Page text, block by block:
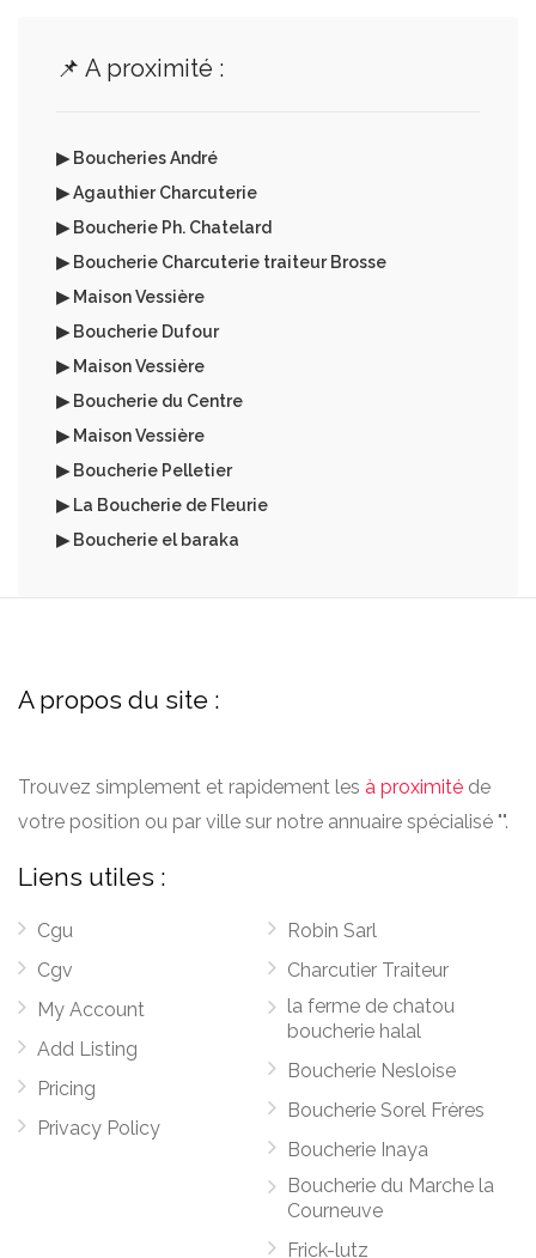
📌 A proximité :
▶ Boucheries André
▶ Agauthier Charcuterie
▶ Boucherie Ph. Chatelard
▶ Boucherie Charcuterie traiteur Brosse
▶ Maison Vessière
▶ Boucherie Dufour
▶ Maison Vessière
▶ Boucherie du Centre
▶ Maison Vessière
▶ Boucherie Pelletier
▶ La Boucherie de Fleurie
▶ Boucherie el baraka
A propos du site :
Trouvez simplement et rapidement les à proximité de
votre position ou par ville sur notre annuaire spécialisé "".
Liens utiles :
Cgu
Cgv
My Account
Add Listing
Pricing
Privacy Policy
Robin Sarl
Charcutier Traiteur
la ferme de chatou
boucherie halal
Boucherie Nesloise
Boucherie Sorel Frères
Boucherie Inaya
Boucherie du Marche la
Courneuve
Frick-lutz